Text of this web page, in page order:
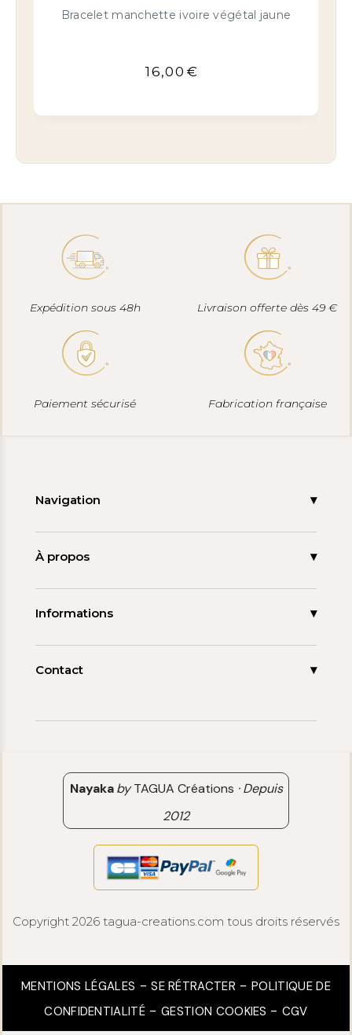
Collier médaillon en ivoire végétal jaune
et marron
22,00 €
Expédition sous 48h Livraison offerte dès 49 €
Paiement sécurisé Fabrication française
Navigation
Accueil
À propos
La tagua
Informations
Mon compte
Contact
Nayaka byTAGUA Créations ·Depuis
2012
Copyright 2026 tagua-creations.com tous droits réservés
MENTIONS LÉGALES SE RÉTRACTER
POLITIQUE DE
CONFIDENTIALITÉ
GESTION COOKIES CGV